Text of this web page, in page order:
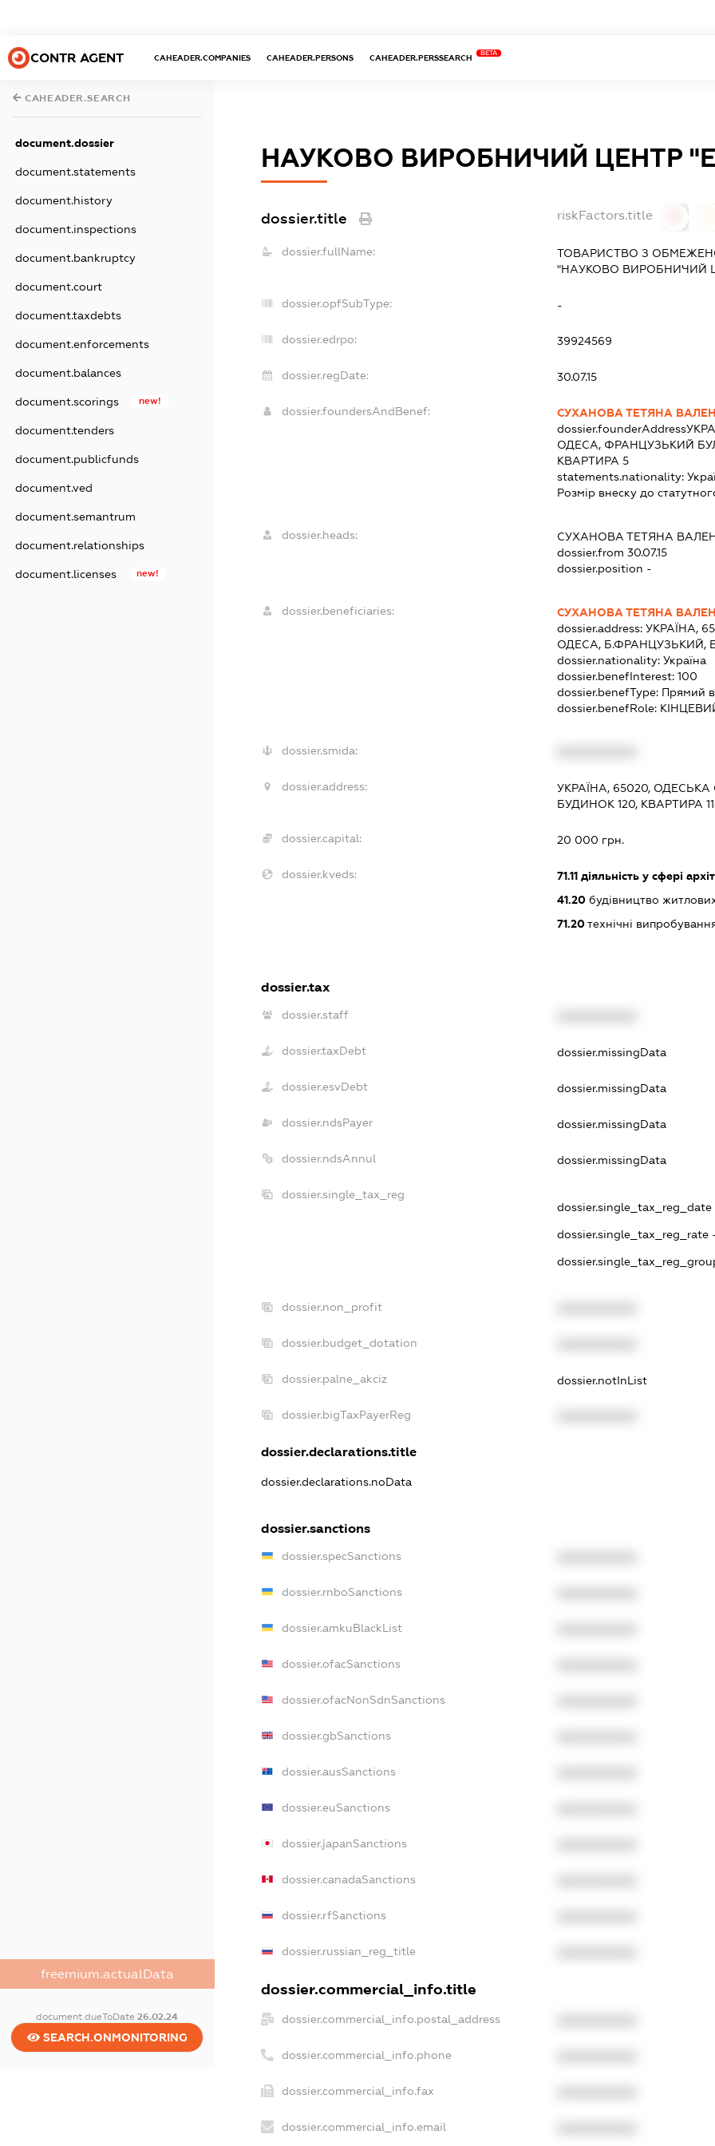
CONTR AGENT CAHEADER.COMPANIES CAHEADER.PERSONS CAHEADER.PERSSEARCH
BETA
CAHEADER.SEARCH
document.dossier
document.statements
document.history
document.inspections
document.bankruptcy
document.court
document.taxdebts
document.enforcements
document.balances
document.scorings new!
document.tenders
document.publicfunds
document.ved
document.semantrum
document.relationships
document.licenses new!
freemium.actualData
document.dueToDate26.02.24
SEARCH.ONMONITORING
НАУКОВО ВИРОБНИЧИЙ ЦЕНТР
dossier.title riskFactors.title
dossier.fullName:
ТОВАРИСТВО З
"НАУКОВО ВИРОБНИЧИЙ
dossier.opfSubType: -
dossier.edrpo: 39924569
dossier.regDate: 30.07.15
dossier.foundersAndBenef:
СУХАНОВА ТЕТЯНА
dossier.founderAddress
ОДЕСА, ФРАНЦУЗЬКИЙ
КВАРТИРА 5
statements.nationality:
Розмір внеску до
dossier.heads: СУХАНОВА ТЕТЯНА
dossier.from 30.07.15
dossier.position -
dossier.beneficiaries:
СУХАНОВА ТЕТЯНА
dossier.address:УКРАЇНА,
ОДЕСА, Б.ФРАНЦУЗЬКИЙ,
dossier.nationality:Україна
dossier.benefInterest:100
dossier.benefType: Прямий
dossier.benefRole:
dossier.smida:
dossier.address:
УКРАЇНА, 65020,
БУДИНОК 120, КВАРТИРА 11
dossier.capital: 20 000 грн.
dossier.kveds: 71.11 діяльність у сфері
41.20 будівництво
71.20технічні
dossier.tax
dossier.staff
dossier.taxDebt dossier.missingData
dossier.esvDebt dossier.missingData
dossier.ndsPayer dossier.missingData
dossier.ndsAnnul dossier.missingData
dossier.single_tax_reg
dossier.single_tax_reg_date -
dossier.single_tax_reg_rate
dossier.non_profit
dossier.budget_dotation
dossier.palne_akciz dossier.notInList
dossier.bigTaxPayerReg
dossier.declarations.title
dossier.declarations.noData
dossier.sanctions
dossier.specSanctions
dossier.rnboSanctions
dossier.amkuBlackList
dossier.ofacSanctions
dossier.ofacNonSdnSanctions
dossier.gbSanctions
dossier.ausSanctions
dossier.euSanctions
dossier.japanSanctions
dossier.canadaSanctions
dossier.rfSanctions
dossier.russian_reg_title
dossier.commercial_info.title
dossier.commercial_info.postal_address
dossier.commercial_info.phone
dossier.commercial_info.fax
dossier.commercial_info.email